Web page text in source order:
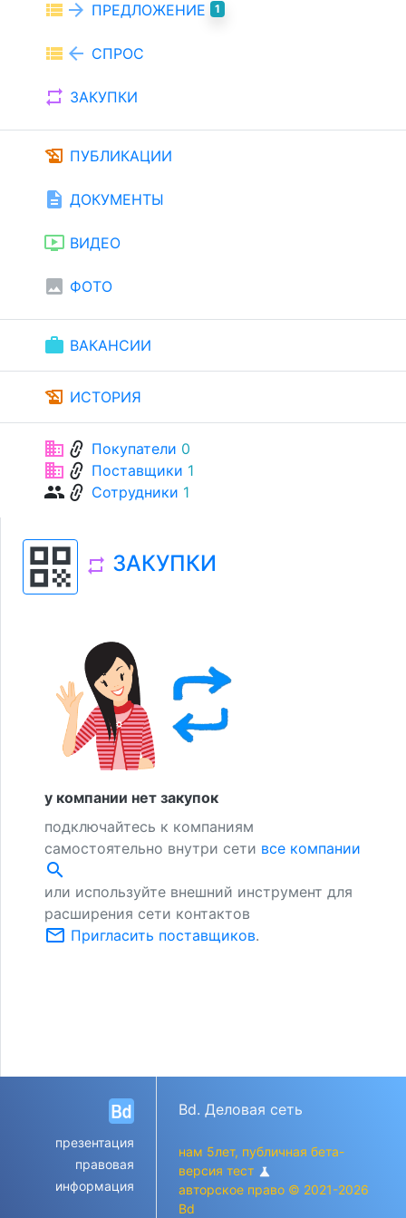
view_list arrow_forward ПРЕДЛОЖЕНИЕ 1
view_list arrow_back СПРОС
repeat ЗАКУПКИ
history_edu ПУБЛИКАЦИИ
description ДОКУМЕНТЫ
ondemand_video ВИДЕО
image ФОТО
work ВАКАНСИИ
history_edu ИСТОРИЯ
businesslink Покупатели 0
businesslink Поставщики 1
grouplink Сотрудники 1
qr_code repeat ЗАКУПКИ
у компании нет закупок
подключайтесь к компаниям
самостоятельно внутри сети все компании
search
или используйте внешний инструмент для
расширения сети контактов
mail_outline Пригласить поставщиков.
презентация
правовая
информация
Bd. Деловая сеть
нам 5лет, публичная бета-
версия тест science
авторское право © 2021-2026
Bd